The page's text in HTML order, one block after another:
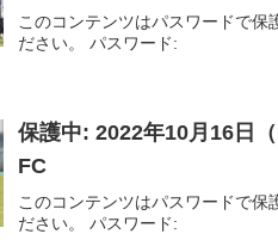
このコンテンツはパスワードで保
ださい。 パスワード:
保護中: 2022年10月16日
FC
このコンテンツはパスワードで保
ださい。 パスワード: